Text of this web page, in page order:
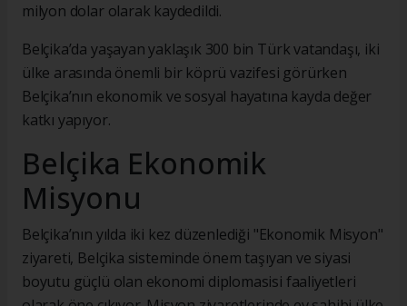
milyon dolar olarak kaydedildi.
Belçika’da yaşayan yaklaşık 300 bin Türk vatandaşı, iki
ülke arasında önemli bir köprü vazifesi görürken
Belçika’nın ekonomik ve sosyal hayatına kayda değer
katkı yapıyor.
Belçika Ekonomik
Misyonu
Belçika’nın yılda iki kez düzenlediği "Ekonomik Misyon"
ziyareti, Belçika sisteminde önem taşıyan ve siyasi
boyutu güçlü olan ekonomi diplomasisi faaliyetleri